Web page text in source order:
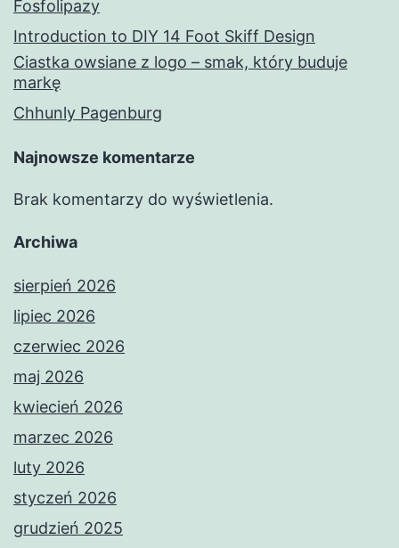
Fosfolipazy
Introduction to DIY 14 Foot Skiff Design
Ciastka owsiane z logo – smak, który buduje
markę
Chhunly Pagenburg
Najnowsze komentarze
Brak komentarzy do wyświetlenia.
Archiwa
sierpień 2026
lipiec 2026
czerwiec 2026
maj 2026
kwiecień 2026
marzec 2026
luty 2026
styczeń 2026
grudzień 2025